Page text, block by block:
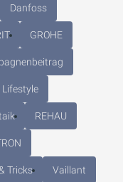
Danfoss
GROHE
Lifestyle
REHAU
Tricks Vaillant